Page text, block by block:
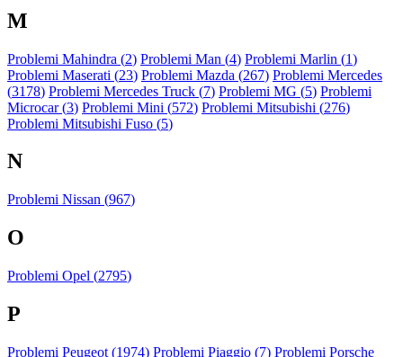
M
Problemi Mahindra (2) Problemi Man (4) Problemi Marlin (1)
Problemi Maserati (23) Problemi Mazda (267) Problemi Mercedes
(3178) Problemi Mercedes Truck (7) Problemi MG (5) Problemi
Microcar (3) Problemi Mini (572) Problemi Mitsubishi (276)
Problemi Mitsubishi Fuso (5)
N
Problemi Nissan (967)
O
Problemi Opel (2795)
P
Problemi Peugeot (1974) Problemi Piaggio (7) Problemi Porsche